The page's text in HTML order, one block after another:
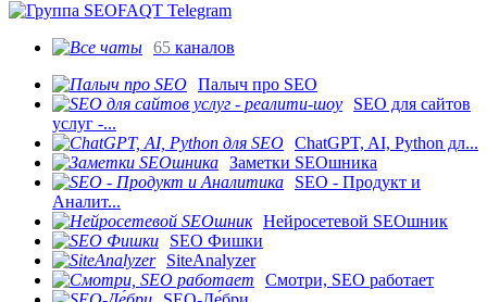
65 каналов
Палыч про SEO
SEO для сайтов
услуг -...
ChatGPT, AI, Python дл...
Заметки SEOшника
SEO - Продукт и
Аналит...
Нейросетевой SEOшник
SEO Фишки
SiteAnalyzer
Смотри, SEO работает